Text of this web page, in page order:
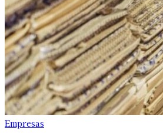
Empresas